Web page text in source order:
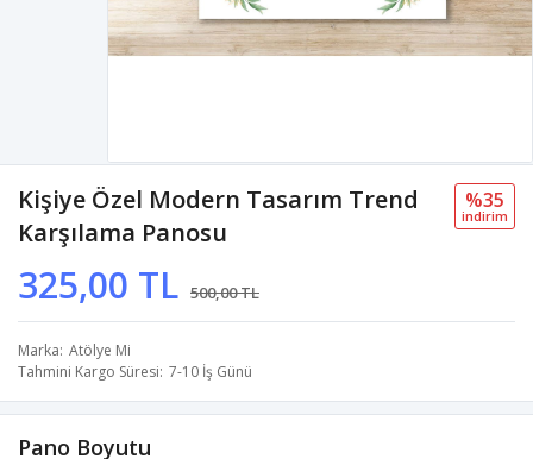
Kişiye Özel Modern Tasarım Trend
Karşılama Panosu
325,00 TL 500,00 TL
%35
i̇ndi̇ri̇m
Marka Atölye Mi
Tahmini Kargo Süresi 7-10 İş Günü
Pano Boyutu